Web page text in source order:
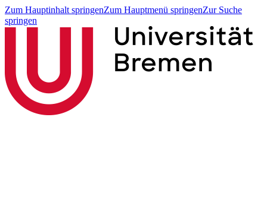
Zum Hauptinhalt springenZum Hauptmenü springenZur Suche
springen